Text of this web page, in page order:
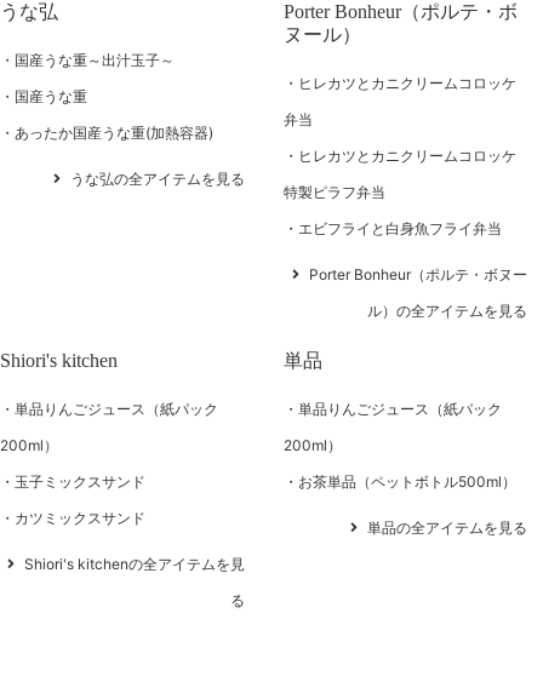
うな弘
国産うな重～出汁玉子～
国産うな重
あったか国産うな重(加熱容器)
うな弘の全アイテムを見る
Porter Bonheur（ポルテ・ボ
ヌール）
ヒレカツとカニクリームコロッケ
弁当
ヒレカツとカニクリームコロッケ
特製ピラフ弁当
エビフライと白身魚フライ弁当
Porter Bonheur（ポルテ・ボヌー
ル）の全アイテムを見る
Shiori's kitchen
単品りんごジュース（紙パック
200ml）
玉子ミックスサンド
カツミックスサンド
Shiori's kitchenの全アイテムを見
る
単品
単品りんごジュース（紙パック
200ml）
お茶単品（ペットボトル500ml）
単品の全アイテムを見る